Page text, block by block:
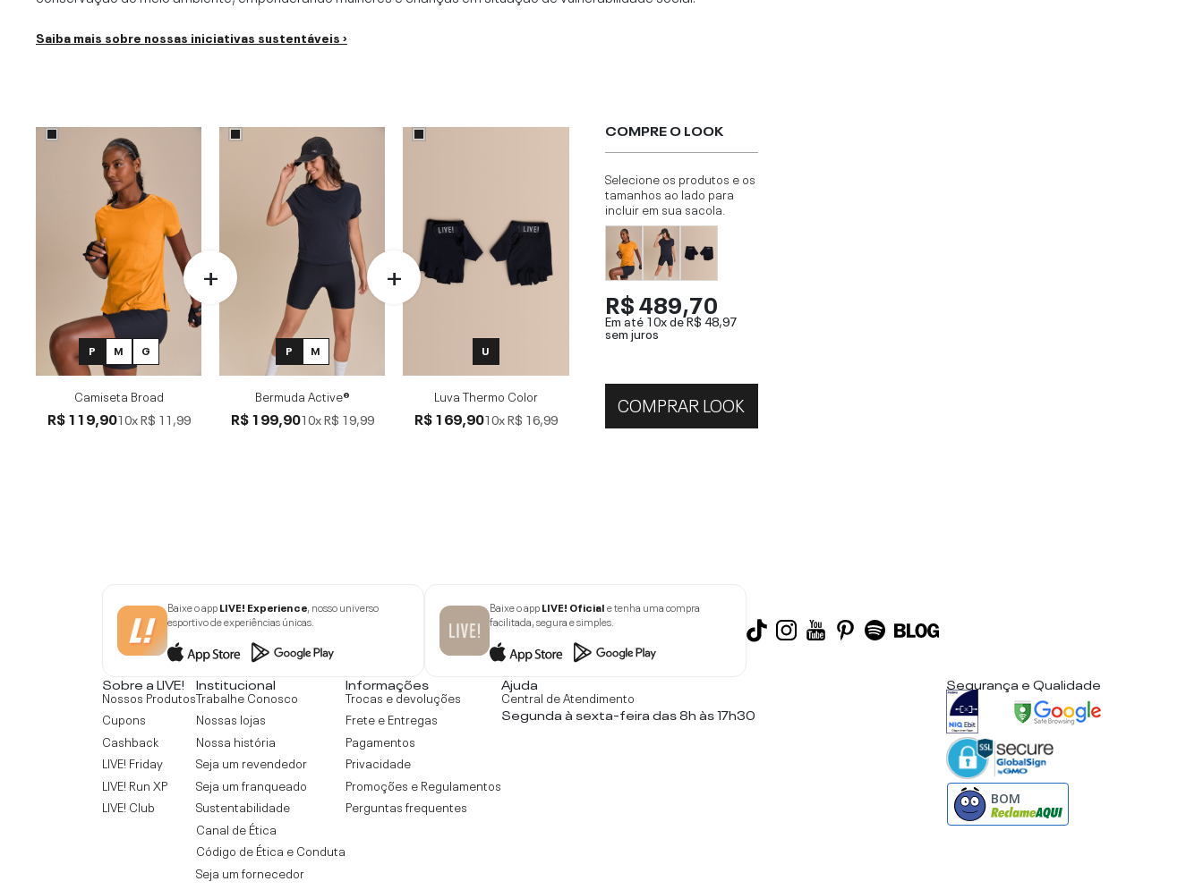
Saiba mais sobre nossas iniciativas sustentáveis ›
P M G
Camiseta Broad
R$ 119,9010xR$ 11,99
P M
Bermuda Active®
R$ 199,9010xR$ 19,99
U
Luva Thermo Color
R$ 169,9010xR$ 16,99
COMPRE O LOOK
Selecione os produtos e os
tamanhos ao lado para
incluir em sua sacola.
R$ 489,70
Em até 10x deR$ 48,97
sem juros
COMPRAR LOOK
Baixe o appLIVE! Experience, nosso universo
esportivo de experiências únicas.
Baixe o appLIVE! Oficiale tenha uma compra
facilitada, segura e simples.
Sobre a LIVE!
Nossos Produtos
Cupons
Cashback
LIVE! Friday
LIVE! Run XP
LIVE! Club
Institucional
Trabalhe Conosco
Nossas lojas
Nossa história
Seja um revendedor
Seja um franqueado
Sustentabilidade
Canal de Ética
Código de Ética e Conduta
Seja um fornecedor
Informações
Trocas e devoluções
Frete e Entregas
Pagamentos
Privacidade
Promoções e Regulamentos
Perguntas frequentes
Ajuda
Central de Atendimento
Segunda à sexta-feira das 8h às 17h30
Segurança e Qualidade
BOM